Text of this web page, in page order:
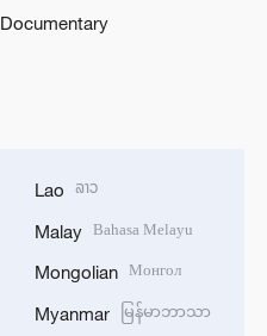
Documentary
Lao ລາວ
Malay Bahasa Melayu
Mongolian Монгол
Myanmar မြန်မာဘာသာ